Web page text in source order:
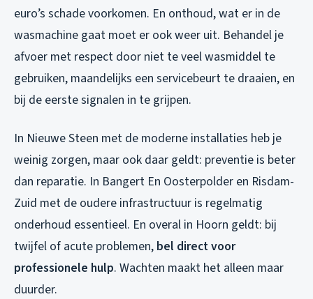
euro’s schade voorkomen. En onthoud, wat er in de
wasmachine gaat moet er ook weer uit. Behandel je
afvoer met respect door niet te veel wasmiddel te
gebruiken, maandelijks een servicebeurt te draaien, en
bij de eerste signalen in te grijpen.
In Nieuwe Steen met de moderne installaties heb je
weinig zorgen, maar ook daar geldt: preventie is beter
dan reparatie. In Bangert En Oosterpolder en Risdam-
Zuid met de oudere infrastructuur is regelmatig
onderhoud essentieel. En overal in Hoorn geldt: bij
twijfel of acute problemen, bel direct voor
professionele hulp. Wachten maakt het alleen maar
duurder.